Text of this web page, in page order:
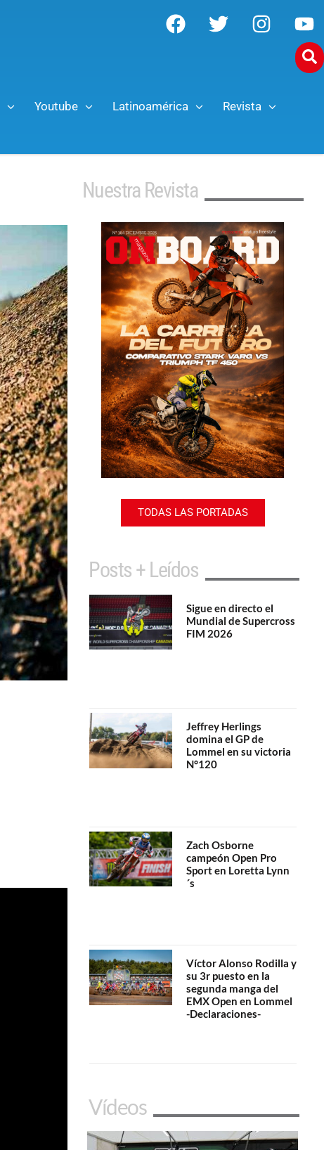
Youtube Latinoamérica Revista
Nuestra Revista
TODAS LAS PORTADAS
Posts + Leídos
Sigue en directo el
Mundial de Supercross
FIM 2026
Jeffrey Herlings
domina el GP de
Lommel en su victoria
N°120
Zach Osborne
campeón Open Pro
Sport en Loretta Lynn
´s
Víctor Alonso Rodilla y
su 3r puesto en la
segunda manga del
EMX Open en Lommel
-Declaraciones-
Vídeos